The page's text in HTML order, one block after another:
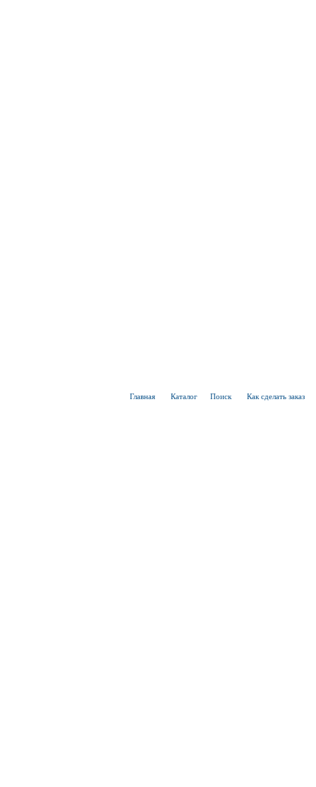
Главная Каталог Поиск Как сделать заказ